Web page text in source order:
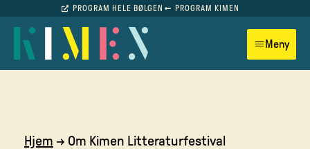
PROGRAM HELE BØLGEN PROGRAM KIMEN
Meny
Hjem → Om Kimen Litteraturfestival